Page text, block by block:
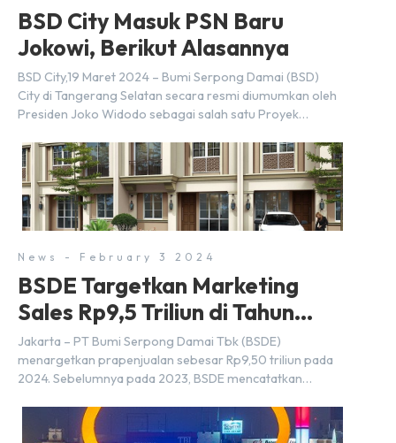
BSD City Masuk PSN Baru
Jokowi, Berikut Alasannya
BSD City,19 Maret 2024 – Bumi Serpong Damai (BSD)
City di Tangerang Selatan secara resmi diumumkan oleh
Presiden Joko Widodo sebagai salah satu Proyek
dibuat oleh Menteri Koordinator Bidang Perekonomian,
Airlangga Hartarto, setelah Rapat Terbatas (ratas)
bersama Jokowi di Istana Kepresidenan pada hari Senin,
18 Maret 2024. Selain […]
News - February 3 2024
BSDE Targetkan Marketing
Sales Rp9,5 Triliun di Tahun
2024
Jakarta – PT Bumi Serpong Damai Tbk (BSDE)
menargetkan prapenjualan sebesar Rp9,50 triliun pada
2024. Sebelumnya pada 2023, BSDE mencatatkan
melampaui target prapenjualan sebesar Rp8,80 triliun.
Menurut Direktur BSDE Hermawan Wijaya menghadapi